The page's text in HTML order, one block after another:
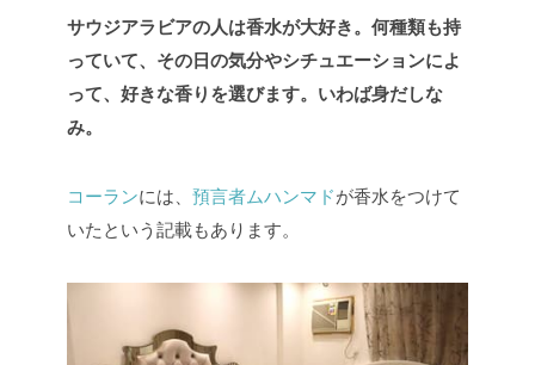
サウジアラビアの人は香水が大好き。何種類も持
っていて、その日の気分やシチュエーションによ
って、好きな香りを選びます。いわば身だしな
み。
コーランには、 預言者ムハンマドが香水をつけて
いたという記載もあります。